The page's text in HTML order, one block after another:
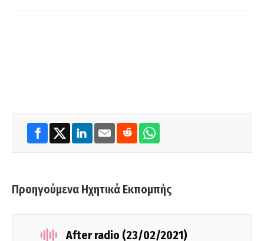
Προηγούμενα Ηχητικά Εκπομπής
After radio (23/02/2021)